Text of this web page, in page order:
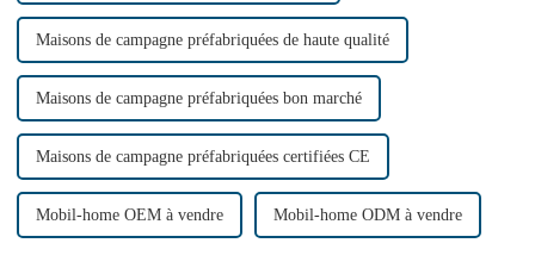
Maisons de campagne préfabriquées de haute qualité
Maisons de campagne préfabriquées bon marché
Maisons de campagne préfabriquées certifiées CE
Mobil-home OEM à vendre Mobil-home ODM à vendre